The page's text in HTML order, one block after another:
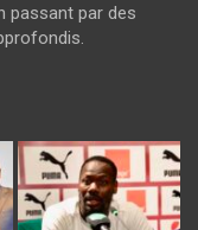
passant par des